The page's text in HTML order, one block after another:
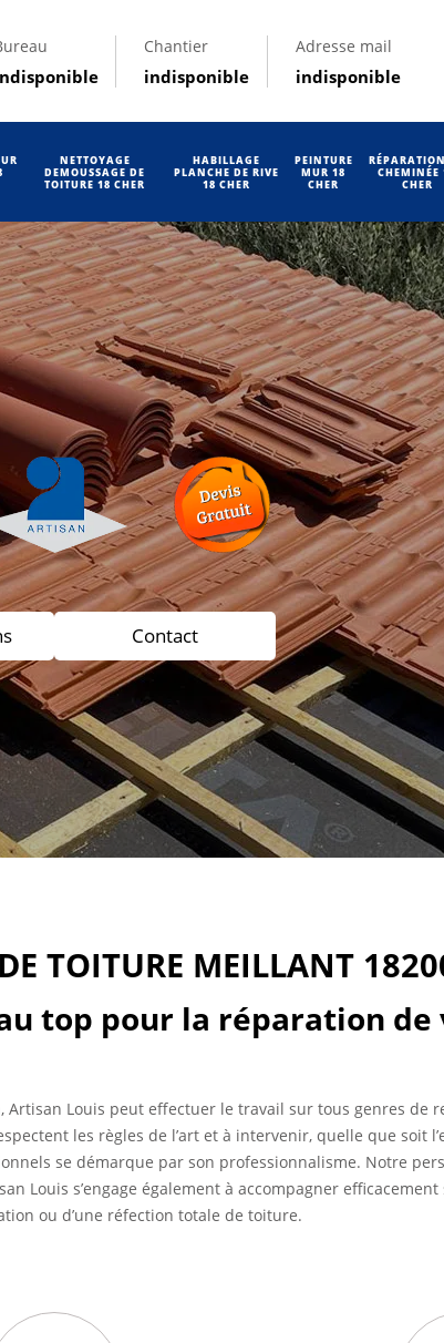
Chantier
indisponible
Adresse mail
indisponible
NETTOYAGE
DEMOUSSAGE DE
TOITURE 18 CHER
HABILLAGE
PLANCHE DE RIVE
18 CHER
PEINTURE
MUR 18
CHER
CHEMINÉE
CHER
Contact
TOITURE MEILLANT
top pour la réparation de
Louis peut effectuer le travail sur tous genres de
les règles de l’art et à intervenir, quelle que soit
se démarque par son professionnalisme. Notre
Louis s’engage également à accompagner
ou d’une réfection totale de toiture.